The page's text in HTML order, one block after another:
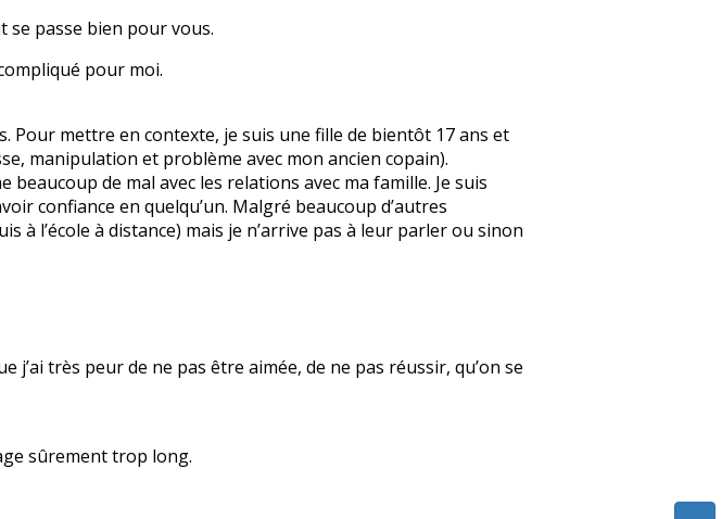
se passe bien pour vous.
pour moi.
Pour mettre en contexte, je suis une fille de bientôt 17 ans et
manipulation et problème avec mon ancien copain).
beaucoup de mal avec les relations avec ma famille. Je suis
confiance en quelqu’un. Malgré beaucoup d’autres
à l’école à distance) mais je n’arrive pas à leur parler ou sinon
très peur de ne pas être aimée, de ne pas réussir, qu’on se
sûrement trop long.